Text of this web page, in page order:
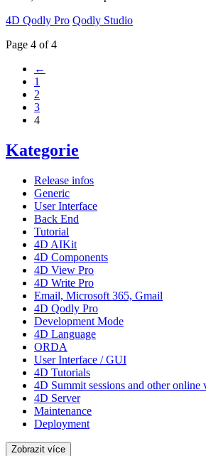
4D Qodly Pro Qodly Studio
Page 4 of 4
←
1
2
3
4
Kategorie
Release infos
Generic
User Interface
Back End
Tutorial
4D AIKit
4D Components
4D View Pro
4D Write Pro
Email, Microsoft 365, Gmail
4D Qodly Pro
Development Mode
4D Language
ORDA
User Interface / GUI
4D Tutorials
4D Summit sessions and other online
4D Server
Maintenance
Deployment
Zobrazit více